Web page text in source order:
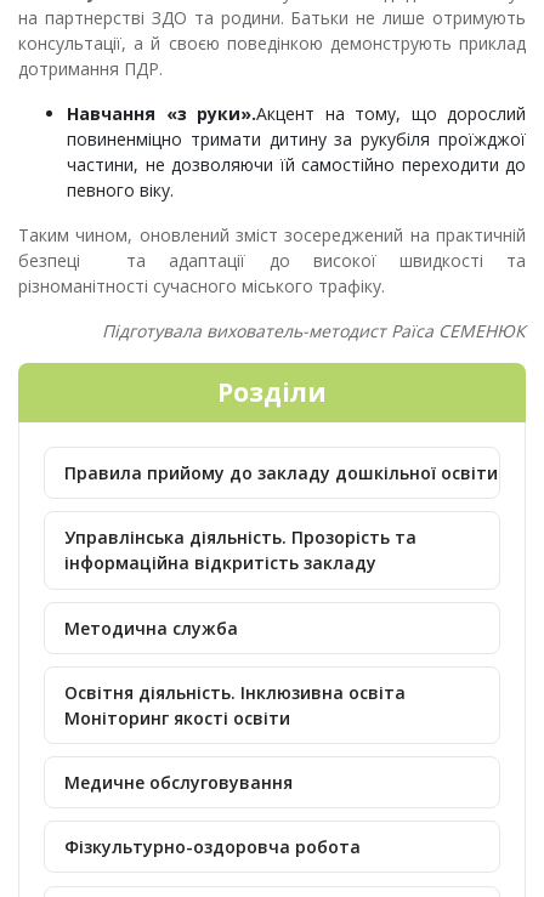
на партнерстві ЗДО та родини. Батьки не лише отримують
консультації, а й своєю поведінкою демонструють приклад
дотримання ПДР.
Навчання «з руки».Акцент на тому, що дорослий
повиненміцно тримати дитину за рукубіля проїжджої
частини, не дозволяючи їй самостійно переходити до
певного віку.
Таким чином, оновлений зміст зосереджений на практичній
безпеці та адаптації до високої швидкості та
різноманітності сучасного міського трафіку.
Підготувала вихователь-методист Раїса СЕМЕНЮК
Розділи
Правила прийому до закладу дошкільної освіти
Управлінська діяльність. Прозорість та
інформаційна відкритість закладу
Методична служба
Освітня діяльність. Інклюзивна освіта
Моніторинг якості освіти
Медичне обслуговування
Фізкультурно-оздоровча робота